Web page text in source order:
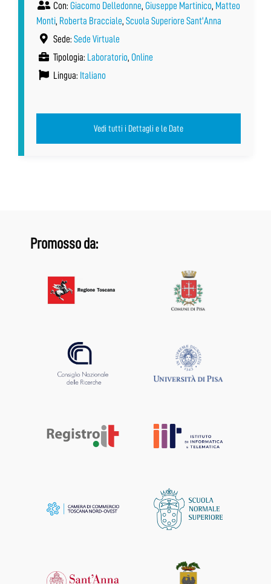
Con: Giacomo Delledonne, Giuseppe Martinico, Matteo
Monti, Roberta Bracciale, Scuola Superiore Sant'Anna
Sede: Sede Virtuale
Tipologia: Laboratorio, Online
Lingua: Italiano
Vedi tutti i Dettagli e le Date
Promosso da: